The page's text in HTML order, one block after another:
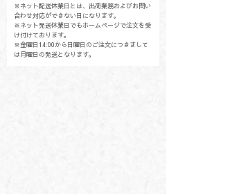
※ネット配送休業日とは、出荷業務およびお問い
合わせ対応ができない日になります。
※ネット発送休業日でもホームページで注文を受
け付けております。
※金曜日14:00から日曜日のご注文につきまして
は月曜日の発送となります。